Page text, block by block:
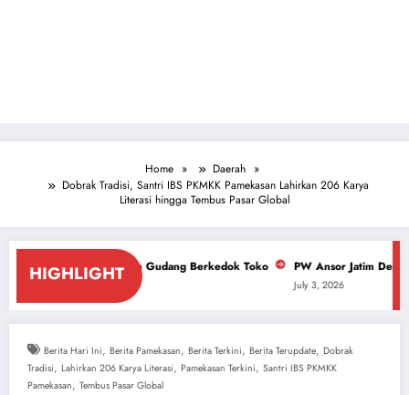
Home
Daerah
Dobrak Tradisi, Santri IBS PKMKK Pamekasan Lahirkan 206 Karya
Literasi hingga Tembus Pasar Global
HIGHLIGHT
Gudang Berkedok Toko PW Ansor Jatim Desak Polda Bongkar Dalang
Berita Hari Ini, Berita Pamekasan, Berita Terkini, Berita Terupdate, Dobrak
Tradisi, Lahirkan 206 Karya Literasi, Pamekasan Terkini, Santri IBS PKMKK
Pamekasan, Tembus Pasar Global